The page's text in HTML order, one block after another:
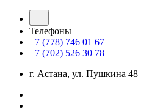
Телефоны
+7 (778) 746 01 67
+7 (702) 526 30 78
г. Астана, ул. Пушкина 48